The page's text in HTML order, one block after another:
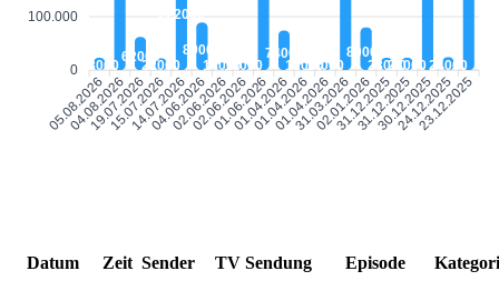
100.000
0 23000
62000
22000
222000
89000
1400013000
74000
1300014000
80000
230002300024000
05.08.2026
04.08.2026
19.07.2026
15.07.2026
14.07.2026
04.06.2026
02.06.2026
02.06.2026
01.06.2026
01.04.2026
01.04.2026
01.04.2026
31.03.2026
02.01.2026
31.12.2025
31.12.2025
30.12.2025
24.12.2025
23.12.2025
Datum Zeit Sender TV Sendung Episode